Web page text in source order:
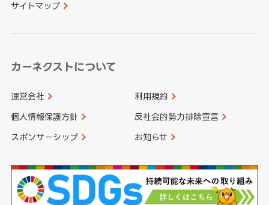
サイトマップ
カーネクストについて
運営会社 利用規約
個人情報保護方針 反社会的勢力排除宣言
スポンサーシップ お知らせ